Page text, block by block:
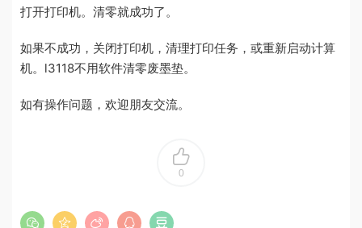
打开打印机。清零就成功了。
如果不成功，关闭打印机，清理打印任务，或重新启动计算
机。l3118不用软件清零废墨垫。
如有操作问题，欢迎朋友交流。
0